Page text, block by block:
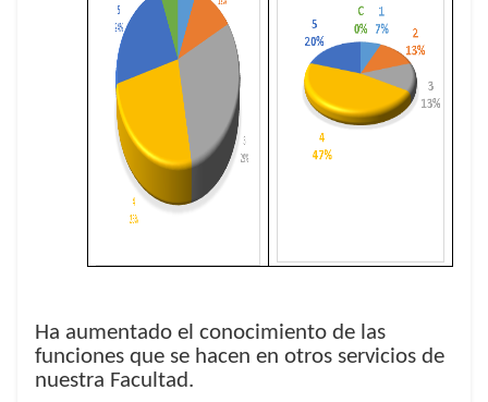
Ha aumentado el conocimiento de las
funciones que se hacen en otros servicios de
nuestra Facultad.